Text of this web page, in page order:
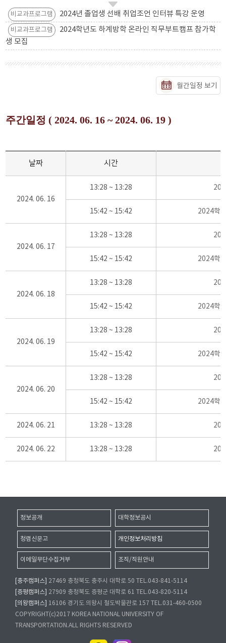
비교과프로그램 2024년 졸업생 선배 취업조언 인터뷰 특강 운영
비교과프로그램
2024학년도 하계방학 온라인 직무부트캠프 참가학
생 모집
월간일정 보기
주간일정 ( 2024. 06. 16 ~ 2024. 06. 19 )
날짜 시간
2024. 06. 16
13:28 ~ 13:28
15:42 ~ 15:42 2024학
2024. 06. 17
13:28 ~ 13:28
15:42 ~ 15:42 2024학
2024. 06. 18
13:28 ~ 13:28
15:42 ~ 15:42 2024학
2024. 06. 19
13:28 ~ 13:28
15:42 ~ 15:42 2024학
2024. 06. 20
13:28 ~ 13:28
15:42 ~ 15:42 2024학
2024. 06. 21 13:28 ~ 13:28
2024. 06. 22 13:28 ~ 13:28
정보공개 대학정보공시
청렴신문고 개인정보처리방침
이메일무단수집거부 조직/직원안내
[충주캠퍼스]
27469 충청북도 충주시 대학로 50 TEL.043-841-5114
[증평캠퍼스]
27909 충청북도 증평군 대학로 61 TEL.043-820-5114
[의왕캠퍼스]
16106 경기도 의왕시 철도박물관로 157 TEL.031-460-0500
COPYRIGHT(c)2017 KOREA NATIONAL UNIVERSITY OF
TRANSPORTATION.ALL RIGHTS RESERVED